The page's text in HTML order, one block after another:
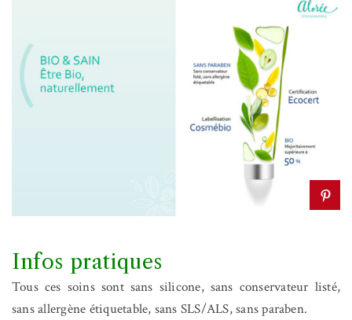
Infos pratiques
Tous ces soins sont sans silicone, sans conservateur listé,
sans allergène étiquetable, sans SLS/ALS, sans paraben.